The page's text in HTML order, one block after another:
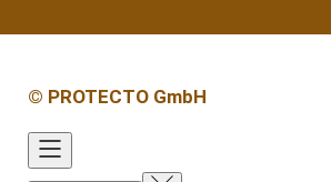
a
© PROTECTO GmbH